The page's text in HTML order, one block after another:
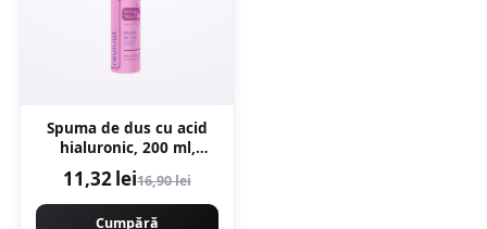
Spuma de dus cu acid
hialuronic, 200 ml,
Gerovital
11,32 lei16,90 lei
Cumpără